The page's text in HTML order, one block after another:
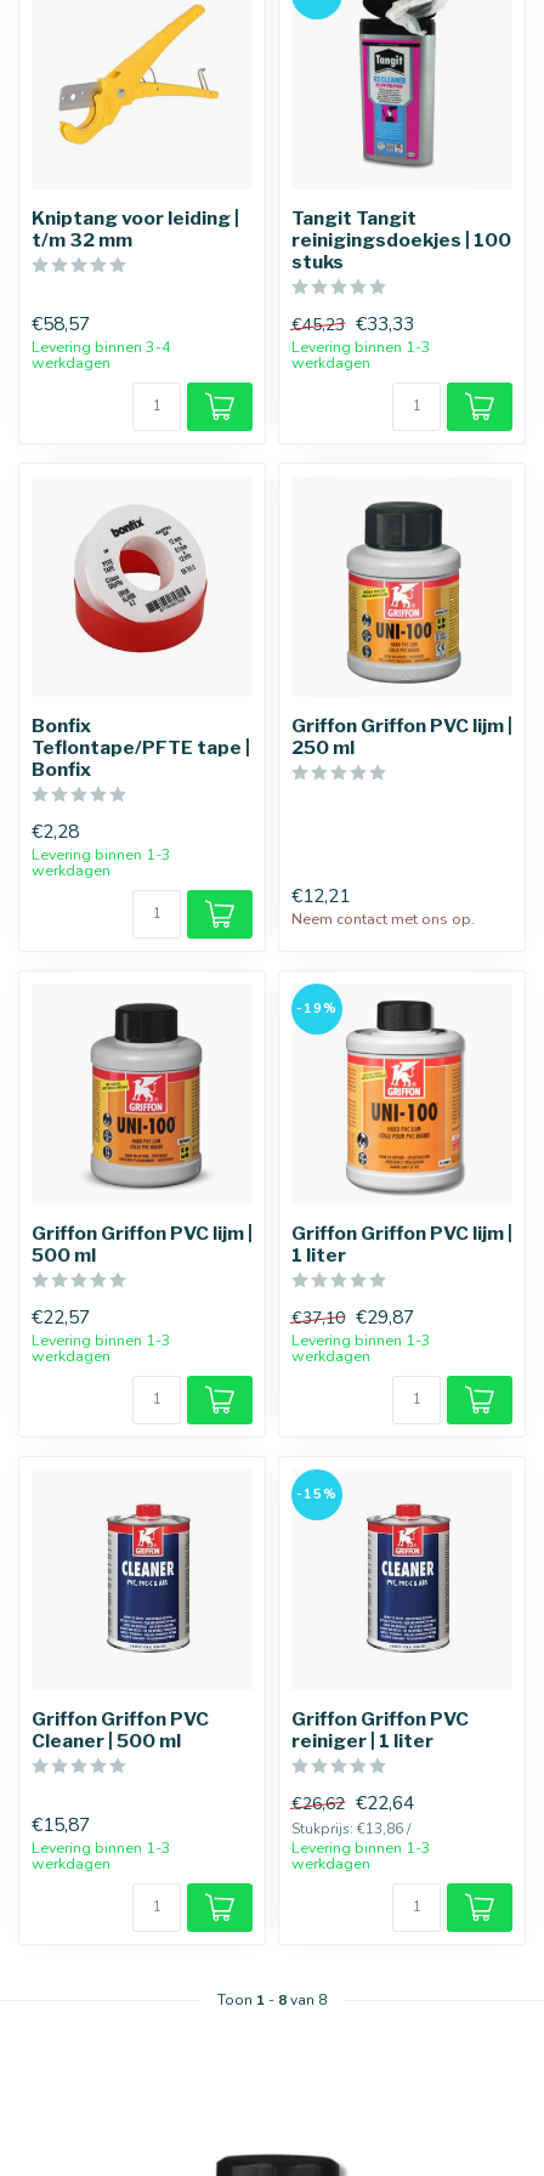
Kniptang voor leiding |
t/m 32 mm
€58,57
Levering binnen 3-4
werkdagen
Tangit Tangit
reinigingsdoekjes | 100
stuks
€45,23 €33,33
Levering binnen 1-3
werkdagen
Bonfix
Teflontape/PFTE tape |
Bonfix
€2,28
Levering binnen 1-3
werkdagen
Griffon Griffon PVC lijm |
250 ml
€12,21
Neem contact met ons op.
Griffon Griffon PVC lijm |
500 ml
€22,57
Levering binnen 1-3
werkdagen
-19%
Griffon Griffon PVC lijm |
1 liter
€37,10 €29,87
Levering binnen 1-3
werkdagen
Griffon Griffon PVC
Cleaner | 500 ml
€15,87
Levering binnen 1-3
werkdagen
-15%
Griffon Griffon PVC
reiniger | 1 liter
€26,62 €22,64
Stukprijs: €13,86 /
Levering binnen 1-3
werkdagen
Toon 1 - 8van 8